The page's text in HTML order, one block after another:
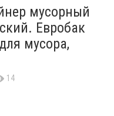
мусорный
Евробак
мусора,
14